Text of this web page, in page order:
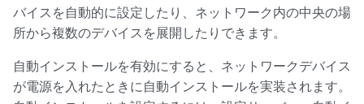
バイスを自動的に設定したり、ネットワーク内の中央の場
所から複数のデバイスを展開したりできます。
自動インストールを有効にすると、ネットワークデバイス
が電源を入れたときに自動インストールを実装されます。